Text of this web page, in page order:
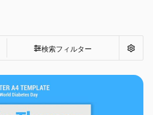
検索フィルター